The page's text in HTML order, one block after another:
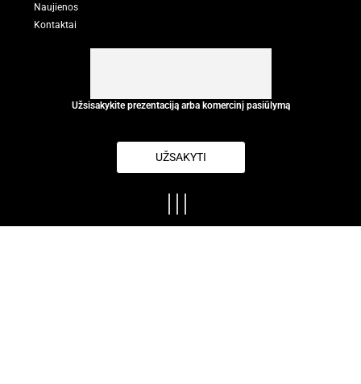
Naujienos
Kontaktai
Užsisakykite prezentaciją arba komercinį pasiūlymą
UŽSAKYTI